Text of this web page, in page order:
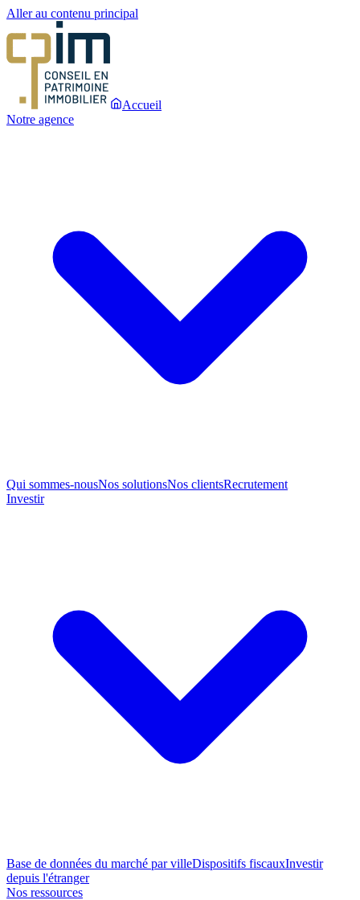
Aller au contenu principal
Accueil
Notre agence
Qui sommes-nousNos solutionsNos clientsRecrutement
Investir
Base de données du marché par villeDispositifs fiscauxInvestir
depuis l'étranger
Nos ressources